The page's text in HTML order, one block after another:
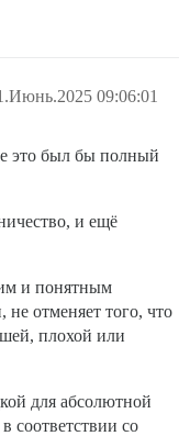
09:06:01
это был бы полный
и ещё
и понятным
отменяет того, что
плохой или
для абсолютной
соответствии со